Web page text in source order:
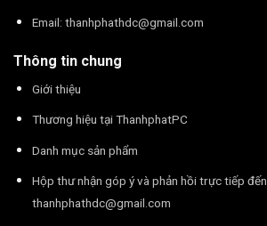
Email: thanhphathdc@gmail.com
Thông tin chung
Giới thiệu
Thương hiệu tại ThanhphatPC
Danh mục sản phẩm
Hộp thư nhận góp ý và phản hồi trực tiếp đến
thanhphathdc@gmail.com